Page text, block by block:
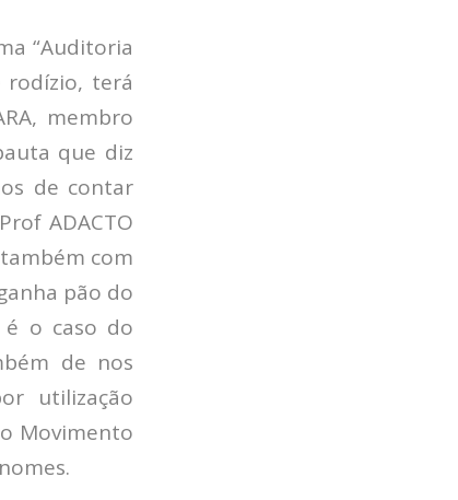
Economia da Poluição: Discussão
Capacidade de Suporte do Ecossistema
Exemplo de Externalidade e Poluição
Instrumento de Comando e Controle
Princípio do Poluidor Pagador
Nível Ótimo de Poluição
Pigou e poluição
Ronald Coase e Poluição
Publicações
“Auditoria
rodízio, terá
membro
que diz
de contar
ADACTO
com
pão do
é o caso do
de nos
utilização
Movimento